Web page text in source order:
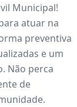
Municipal!
atuar na
preventiva
e um
Não perca
de